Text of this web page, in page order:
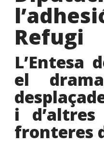
Refugi
el
i
fronteres